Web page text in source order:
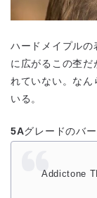
ハードメイプルの
に広がるこの杢だ
れていない。なん
いる。
5Aグレードのバ
Addictone